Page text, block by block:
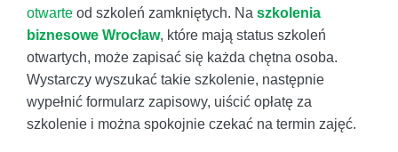
otwarte od szkoleń zamkniętych. Na szkolenia
biznesowe Wrocław, które mają status szkoleń
otwartych, może zapisać się każda chętna osoba.
Wystarczy wyszukać takie szkolenie, następnie
wypełnić formularz zapisowy, uiścić opłatę za
szkolenie i można spokojnie czekać na termin zajęć.